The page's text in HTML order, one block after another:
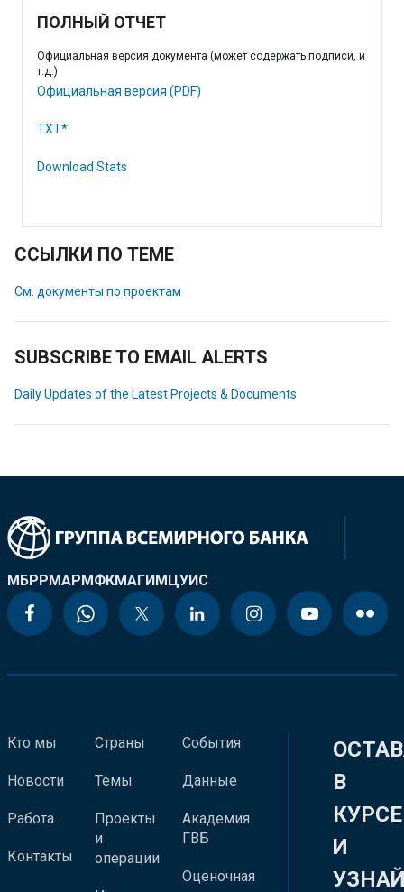
ПОЛНЫЙ ОТЧЕТ
Официальная версия документа (может содержать подписи, и
т.д.)
Официальная версия (PDF)
TXT*
Download Stats
ССЫЛКИ ПО ТЕМЕ
См. документы по проектам
SUBSCRIBE TO EMAIL ALERTS
Daily Updates of the Latest Projects & Documents
МБРРМАРМФКМАГИМЦУИС
Кто мы
Новости
Работа
Контакты
Страны
Темы
Проекты
и
операции
События
Данные
Академия
ГВБ
Оценочная
В
КУРСЕ
И